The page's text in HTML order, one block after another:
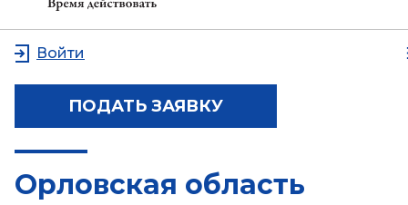
ПОДАТЬ ЗАЯВКУ
Войти
Орловская область